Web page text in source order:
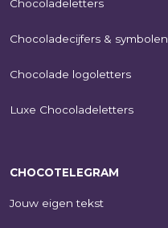
Chocoladeletters
Chocoladecijfers & symbolen
Chocolade logoletters
Luxe Chocoladeletters
CHOCOTELEGRAM
Jouw eigen tekst